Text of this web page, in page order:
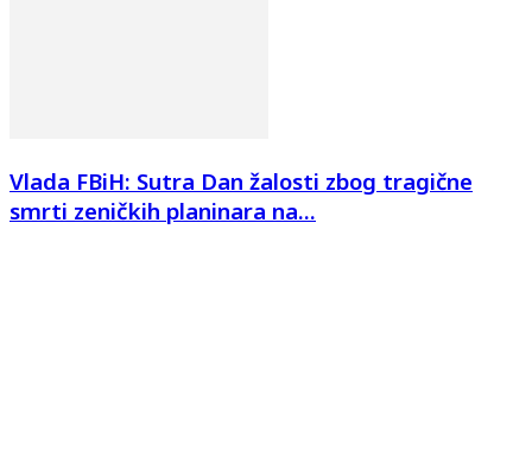
Vlada FBiH: Sutra Dan žalosti zbog tragične
smrti zeničkih planinara na...